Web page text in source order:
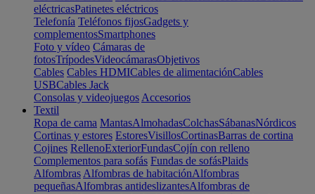
eléctricasPatinetes eléctricos
Telefonía Teléfonos fijosGadgets y
complementosSmartphones
Foto y vídeo Cámaras de
fotosTrípodesVideocámarasObjetivos
Cables Cables HDMICables de alimentaciónCables
USBCables Jack
Consolas y videojuegos Accesorios
Textil
Ropa de cama MantasAlmohadasColchasSábanasNórdicos
Cortinas y estores EstoresVisillosCortinasBarras de cortina
Cojines RellenoExteriorFundasCojín con relleno
Complementos para sofás Fundas de sofásPlaids
Alfombras Alfombras de habitaciónAlfombras
pequeñasAlfombras antideslizantesAlfombras de